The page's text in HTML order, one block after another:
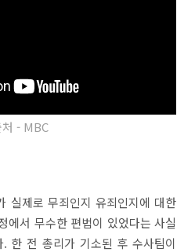
- MBC
실제로 무죄인지 유죄인지에 대한
에서 무수한 편법이 있었다는 사실
한 전 총리가 기소된 후 수사팀이